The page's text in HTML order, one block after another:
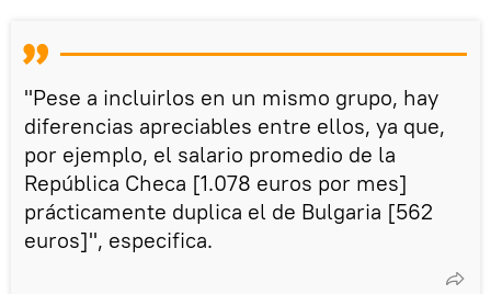
"Pese a incluirlos en un mismo grupo, hay
diferencias apreciables entre ellos, ya que,
por ejemplo, el salario promedio de la
República Checa [1.078 euros por mes]
prácticamente duplica el de Bulgaria [562
euros]", especifica.